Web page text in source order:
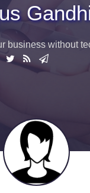
business without